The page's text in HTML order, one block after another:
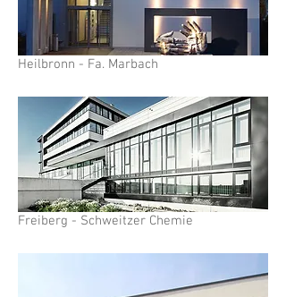
Heilbronn - Fa. Marbach
Freiberg - Schweitzer Chemie